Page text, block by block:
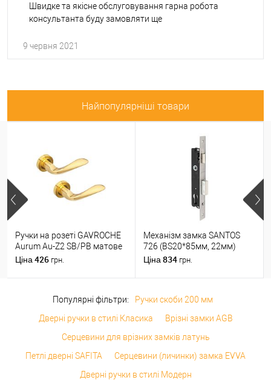
Швидке та якісне обслуговування гарна робота
консультанта буду замовляти ще
9 червня 2021
Найпопулярніші товари
Ручки на розеті GAVROCHE
Aurum Au-Z2 SB/PB матове
золото/золото
Ціна 426 грн.
Механізм замка SANTOS
726 (BS20*85мм, 22мм)
матовий хром
Ціна 834 грн.
Популярні фільтри:
Ручки скоби 200 мм
Дверні ручки в стилі Класика
Врізні замки AGB
Серцевини для врізних замків латунь
Петлі дверні SAFITA
Серцевини (личинки) замка EVVA
Дверні ручки в стилі Модерн